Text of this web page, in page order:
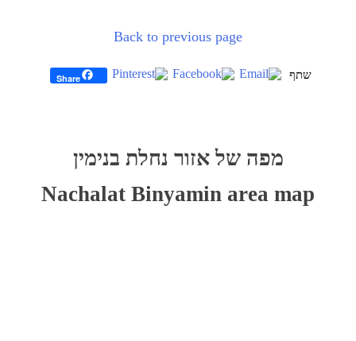
Back to previous page
Share
מפה של אזור נחלת בנימין
Nachalat Binyamin area map